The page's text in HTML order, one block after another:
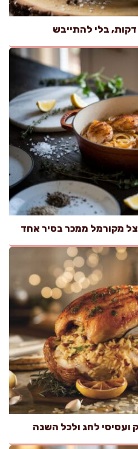
מקורמל ממכר בסיר אחד
ועסיסי לחג ולכל השנה